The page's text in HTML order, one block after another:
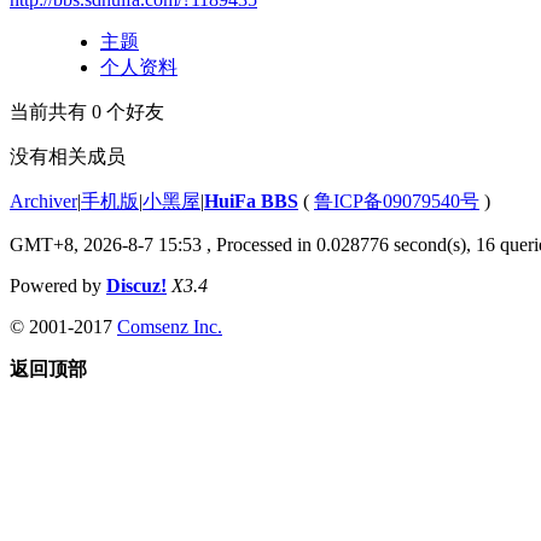
主题
个人资料
当前共有 0 个好友
没有相关成员
Archiver|手机版|小黑屋|HuiFa BBS ( 鲁ICP备09079540号 )
GMT+8, 2026-8-7 15:53 , Processed in 0.028776 second(s), 16
Powered by Discuz! X3.4
© 2001-2017 Comsenz Inc.
返回顶部